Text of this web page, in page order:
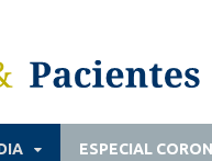
ESPECIAL